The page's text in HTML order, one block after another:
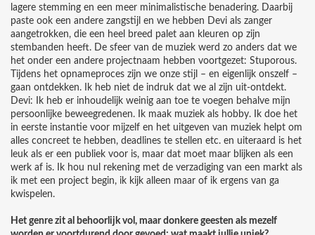
lagere stemming en een meer minimalistische benadering. Daarbij
paste ook een andere zangstijl en we hebben Devi als zanger
aangetrokken, die een heel breed palet aan kleuren op zijn
stembanden heeft. De sfeer van de muziek werd zo anders dat we
het onder een andere projectnaam hebben voortgezet: Stuporous.
Tijdens het opnameproces zijn we onze stijl – en eigenlijk onszelf –
gaan ontdekken. Ik heb niet de indruk dat we al zijn uit-ontdekt.
Devi: Ik heb er inhoudelijk weinig aan toe te voegen behalve mijn
persoonlijke beweegredenen. Ik maak muziek als hobby. Ik doe het
in eerste instantie voor mijzelf en het uitgeven van muziek helpt om
alles concreet te hebben, deadlines te stellen etc. en uiteraard is het
leuk als er een publiek voor is, maar dat moet maar blijken als een
werk af is. Ik hou nul rekening met de verzadiging van een markt als
ik met een project begin, ik kijk alleen maar of ik ergens van ga
kwispelen.
Het genre zit al behoorlijk vol, maar donkere geesten als mezelf